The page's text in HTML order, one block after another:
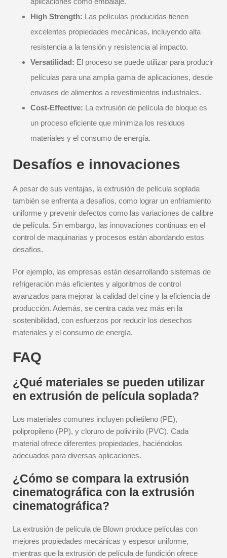
High Strength: Las películas producidas tienen
excelentes propiedades mecánicas, incluyendo alta
resistencia a la tensión y resistencia al impacto.
Versatilidad: El proceso se puede utilizar para producir
películas para una amplia gama de aplicaciones, desde
envases de alimentos a revestimientos industriales.
Cost-Effective: La extrusión de película de bloque es
un proceso eficiente que minimiza los residuos
materiales y el consumo de energía.
Desafíos e innovaciones
A pesar de sus ventajas, la extrusión de película soplada
también se enfrenta a desafíos, como lograr un enfriamiento
uniforme y prevenir defectos como las variaciones de calibre
de película. Sin embargo, las innovaciones continuas en el
control de maquinarias y procesos están abordando estos
desafíos.
Por ejemplo, las empresas están desarrollando sistemas de
refrigeración más eficientes y algoritmos de control
avanzados para mejorar la calidad del cine y la eficiencia de
producción. Además, se centra cada vez más en la
sostenibilidad, con esfuerzos por reducir los desechos
materiales y el consumo de energía.
FAQ
¿Qué materiales se pueden utilizar
en extrusión de película soplada?
Los materiales comunes incluyen polietileno (PE),
polipropileno (PP), y cloruro de polivinilo (PVC). Cada
material ofrece diferentes propiedades, haciéndolos
adecuados para diversas aplicaciones.
¿Cómo se compara la extrusión
cinematográfica con la extrusión
cinematográfica?
La extrusión de película de Blown produce películas con
mejores propiedades mecánicas y espesor uniforme,
mientras que la extrusión de película de fundición ofrece